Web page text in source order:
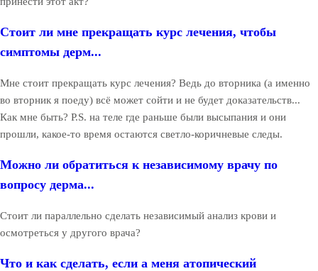
Стоит ли мне прекращать курс лечения, чтобы
симптомы дерм...
Мне стоит прекращать курс лечения? Ведь до вторника (а именно
во вторник я поеду) всё может сойти и не будет доказательств...
Как мне быть? P.S. на теле где раньше были высыпания и они
прошли, какое-то время остаются светло-коричневые следы.
Можно ли обратиться к независимому врачу по
вопросу дерма...
Стоит ли параллельно сделать независимый анализ крови и
осмотреться у другого врача?
Что и как сделать, если а меня атопический